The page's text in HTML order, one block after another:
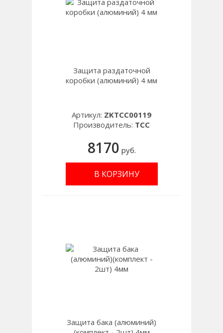
Защита раздаточной
коробки (алюминий) 4 мм
Артикул: ZKTCC00119
Производитель: TCC
8170 руб.
В КОРЗИНУ
Защита бака (алюминий)